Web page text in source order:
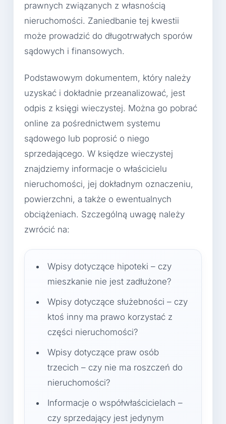
prawnych związanych z własnością
nieruchomości. Zaniedbanie tej kwestii
może prowadzić do długotrwałych sporów
sądowych i finansowych.
Podstawowym dokumentem, który należy
uzyskać i dokładnie przeanalizować, jest
odpis z księgi wieczystej. Można go pobrać
online za pośrednictwem systemu
sądowego lub poprosić o niego
sprzedającego. W księdze wieczystej
znajdziemy informacje o właścicielu
nieruchomości, jej dokładnym oznaczeniu,
powierzchni, a także o ewentualnych
obciążeniach. Szczególną uwagę należy
zwrócić na:
Wpisy dotyczące hipoteki – czy
mieszkanie nie jest zadłużone?
Wpisy dotyczące służebności – czy
ktoś inny ma prawo korzystać z
części nieruchomości?
Wpisy dotyczące praw osób
trzecich – czy nie ma roszczeń do
nieruchomości?
Informacje o współwłaścicielach –
czy sprzedający jest jedynym